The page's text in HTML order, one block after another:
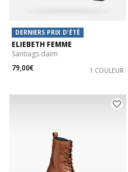
DERNIERS PRIX D'ÉTÉ
ELIEBETH FEMME
Santiags daim
79,00€
1 COULEUR